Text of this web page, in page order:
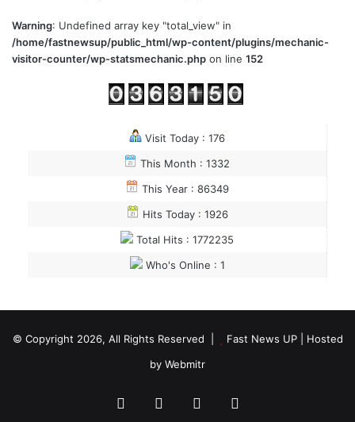
Warning: Undefined array key "total_view" in
/home/fastnewsup/public_html/wp-content/plugins/mechanic-
visitor-counter/wp-statsmechanic.php on line 152
Visit Today : 176
This Month : 1332
This Year : 86349
Hits Today : 1926
Total Hits : 1772235
Who's Online : 1
© Copyright 2026, All Rights Reserved | Fast News UP| Hosted
by Webmitr
FacebookTwitter YouTube